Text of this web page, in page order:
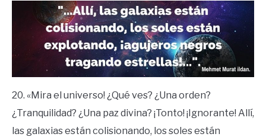
20. «Mira el universo! ¿Qué ves? ¿Una orden?
¿Tranquilidad? ¿Una paz divina? ¡Tonto! ¡Ignorante! Allí,
las galaxias están colisionando, los soles están